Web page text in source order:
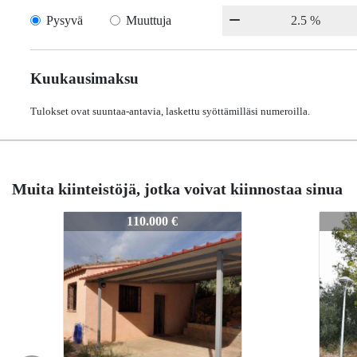
Pysyvä Muuttuja
Kuukausimaksu
Tulokset ovat suuntaa-antavia, laskettu syöttämilläsi numeroilla.
Muita kiinteistöjä, jotka voivat kiinnostaa sinua
116.900